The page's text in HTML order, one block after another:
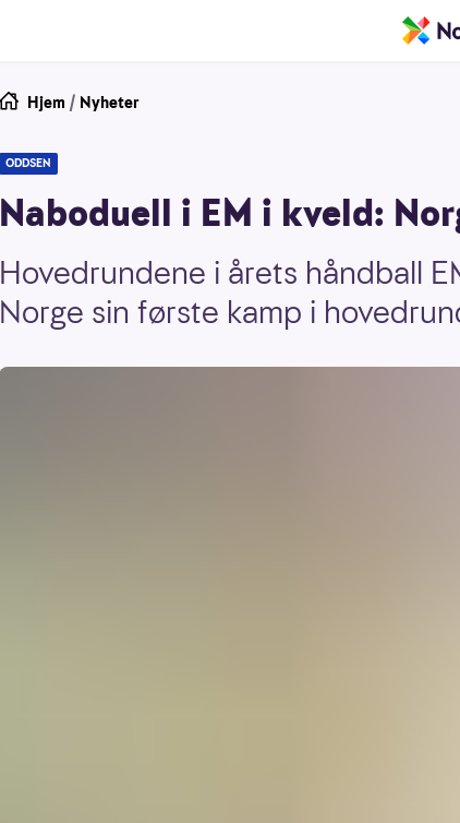
Hjem / Nyheter
ODDSEN
Naboduell i EM i kveld:
Hovedrundene i årets håndball
Norge sin første kamp i